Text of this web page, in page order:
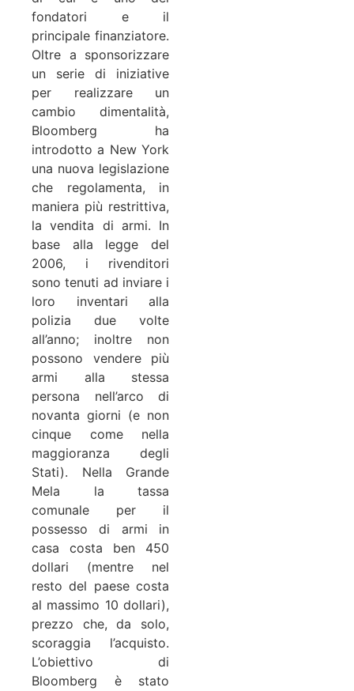
fondatori e il
principale finanziatore.
Oltre a sponsorizzare
un serie di iniziative
per realizzare un
cambio dimentalità,
Bloomberg ha
introdotto a New York
una nuova legislazione
che regolamenta, in
maniera più restrittiva,
la vendita di armi. In
base alla legge del
2006, i rivenditori
sono tenuti ad inviare i
loro inventari alla
polizia due volte
all’anno; inoltre non
possono vendere più
armi alla stessa
persona nell’arco di
novanta giorni (e non
cinque come nella
maggioranza degli
Stati). Nella Grande
Mela la tassa
comunale per il
possesso di armi in
casa costa ben 450
dollari (mentre nel
resto del paese costa
al massimo 10 dollari),
prezzo che, da solo,
scoraggia l’acquisto.
L’obiettivo di
Bloomberg è stato